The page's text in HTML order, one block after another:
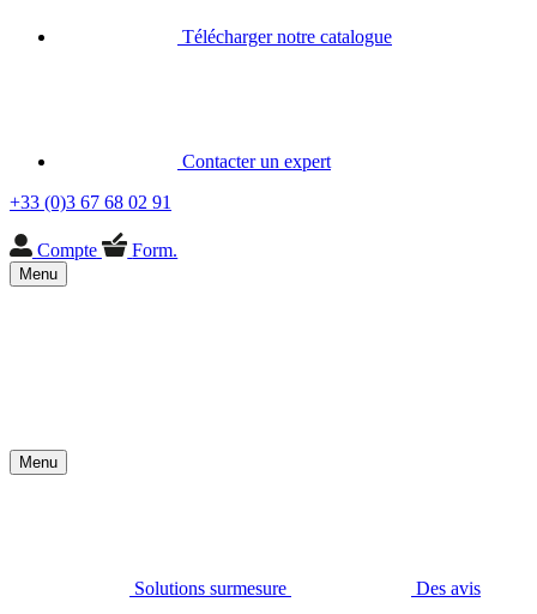
Télécharger notre catalogue
Contacter un expert
+33 (0)3 67 68 02 91
Compte Form.
Menu
Menu
Solutions surmesure Des avis